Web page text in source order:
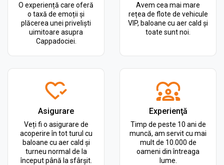
O experiență care oferă
o taxă de emoții și
plăcerea unei priveliști
uimitoare asupra
Cappadociei.
Avem cea mai mare
rețea de flote de vehicule
VIP, baloane cu aer cald și
toate sunt noi.
Asigurare
Veți fi o asigurare de
acoperire în tot turul cu
baloane cu aer cald și
turneu normal de la
început până la sfârșit.
Experienţă
Timp de peste 10 ani de
muncă, am servit cu mai
mult de 10.000 de
oameni din întreaga
lume.